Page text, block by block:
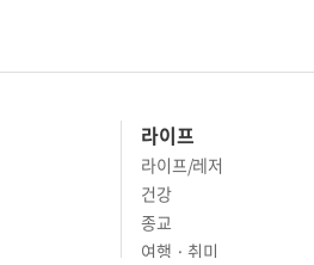
라이프
라이프/레저
건강
종교
여행 · 취미